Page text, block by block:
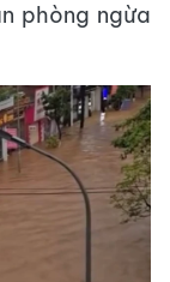
phòng ngừa